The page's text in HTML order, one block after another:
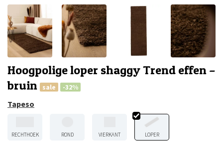
Hoogpolige loper shaggy Trend effen –
bruin
sale -32%
Tapeso
RECHTHOEK ROND VIERKANT LOPER